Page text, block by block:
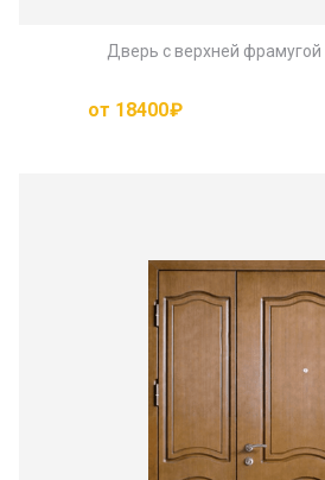
Дверь с верхней фрамугой
от 18400₽